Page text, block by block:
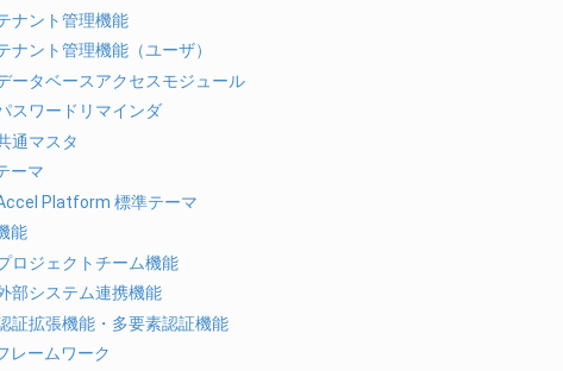
ナント管理機能
ナント管理機能（ユーザ）
ータベースアクセスモジュール
スワードリマインダ
通マスタ
ーマ
Platform 標準テーマ
能
ロジェクトチーム機能
部システム連携機能
証拡張機能・多要素認証機能
レームワーク